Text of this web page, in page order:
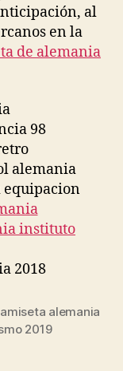
al
en la
de alemania
alemania
2019